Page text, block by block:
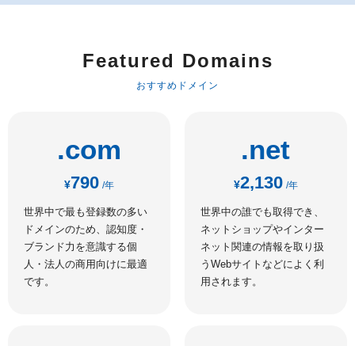
Featured Domains
おすすめドメイン
.com
¥790 /年
世界中で最も登録数の多い
ドメインのため、認知度・
ブランド力を意識する個
人・法人の商用向けに最適
です。
.net
¥2,130 /年
世界中の誰でも取得でき、
ネットショップやインター
ネット関連の情報を取り扱
うWebサイトなどによく利
用されます。